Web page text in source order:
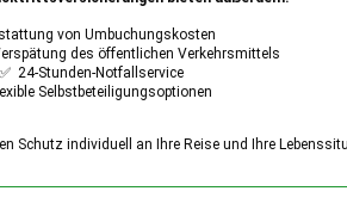
von Umbuchungskosten
des öffentlichen Verkehrsmittels
✅ 24-Stunden-Notfallservice
Selbstbeteiligungsoptionen
Schutz individuell an Ihre Reise und Ihre